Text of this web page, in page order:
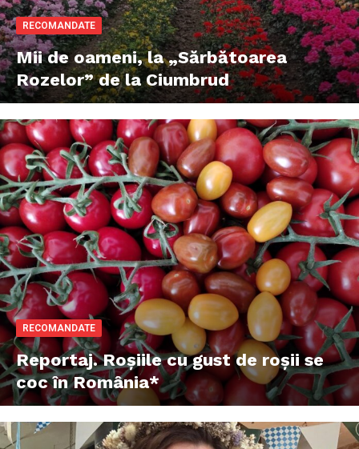
RECOMANDATE
​Mii de oameni, la „Sărbătoarea
Rozelor” de la Ciumbrud
RECOMANDATE
Reportaj. Roșiile cu gust de roșii se
coc în România*